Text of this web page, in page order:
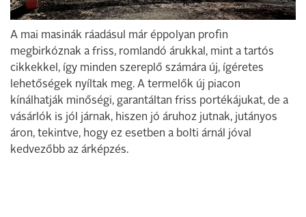
A mai masinák ráadásul már éppolyan profin
megbirkóznak a friss, romlandó árukkal, mint a tartós
cikkekkel, így minden szereplő számára új, ígéretes
lehetőségek nyíltak meg. A termelők új piacon
kínálhatják minőségi, garantáltan friss portékájukat, de a
vásárlók is jól járnak, hiszen jó áruhoz jutnak, jutányos
áron, tekintve, hogy ez esetben a bolti árnál jóval
kedvezőbb az árképzés.